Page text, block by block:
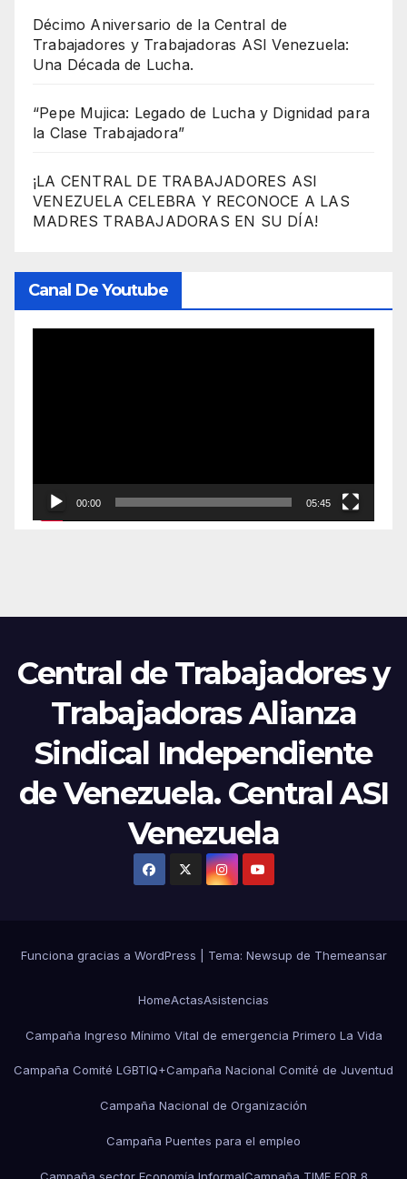
Décimo Aniversario de la Central de
Trabajadores y Trabajadoras ASI Venezuela:
Una Década de Lucha.
“Pepe Mujica: Legado de Lucha y Dignidad para
la Clase Trabajadora”
¡LA CENTRAL DE TRABAJADORES ASI
VENEZUELA CELEBRA Y RECONOCE A LAS
MADRES TRABAJADORAS EN SU DÍA!
Canal De Youtube
00:00 05:45
Central de Trabajadores y
Trabajadoras Alianza
Sindical Independiente
de Venezuela. Central ASI
Venezuela
Funciona gracias a WordPress Tema: Newsup de Themeansar
HomeActasAsistencias
Campaña Ingreso Mínimo Vital de emergencia Primero La Vida
Campaña Comité LGBTIQ+Campaña Nacional Comité de Juventud
Campaña Nacional de Organización
Campaña Puentes para el empleo
Campaña sector Economía InformalCampaña TIME FOR 8